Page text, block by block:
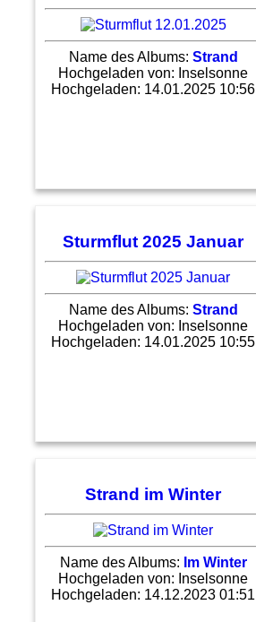
Name des Albums: Strand
Hochgeladen von: Inselsonne
Hochgeladen: 14.01.2025 10:56
Sturmflut 2025 Januar
Name des Albums: Strand
Hochgeladen von: Inselsonne
Hochgeladen: 14.01.2025 10:55
Strand im Winter
Name des Albums: Im Winter
Hochgeladen von: Inselsonne
Hochgeladen: 14.12.2023 01:51